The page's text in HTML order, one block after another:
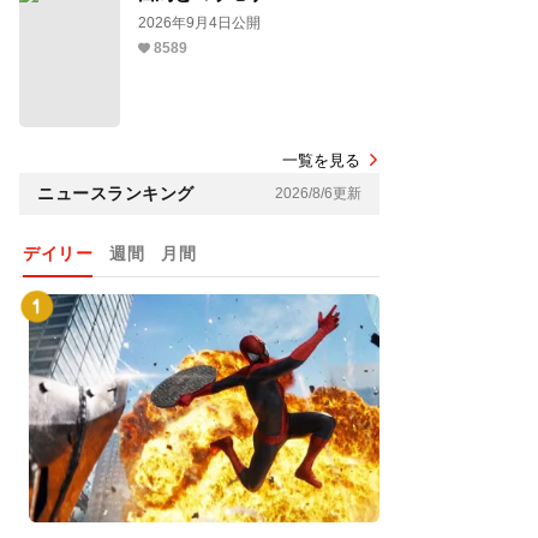
2026年9月4日公開
8589
一覧を見る
ニュースランキング 2026/8/6更新
デイリー 週間 月間